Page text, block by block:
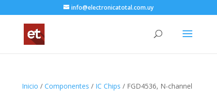
info@electronicatotal.com.uy
Inicio / Componentes / IC Chips / FGD4536, N-channel